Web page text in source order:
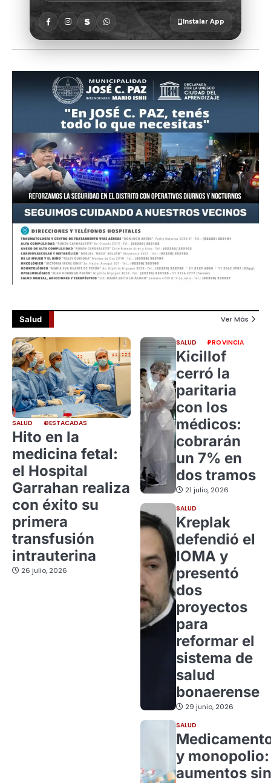
Salud Ver Más
SALUD DESTACADAS
Hito en la
medicina fetal:
el Hospital
Garrahan realiza
con éxito su
primera
transfusión
intrauterina
26 julio, 2026
SALUD PROVINCIA
Kicillof
cerró la
paritaria
con los
médicos:
cobrarán
un 7% en
dos tramos
21 julio, 2026
SALUD
Kreplak
defendió el
IOMA y
presentó
dos
proyectos
para
reformar el
sistema de
salud
bonaerense
29 junio, 2026
SALUD
y monopolio:
aumentos sin